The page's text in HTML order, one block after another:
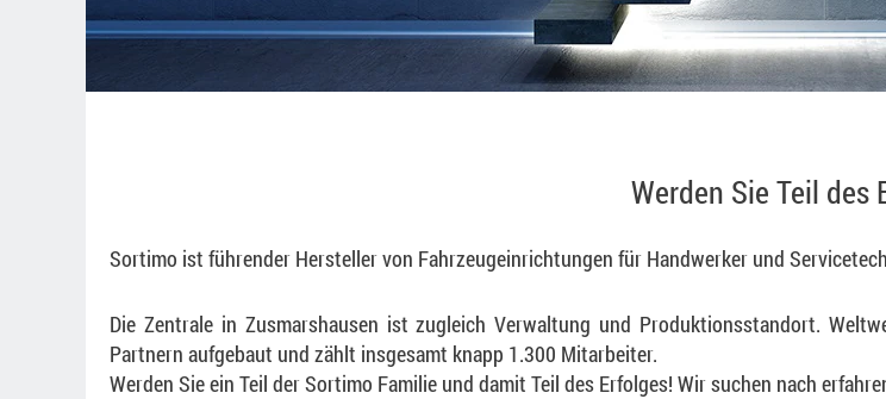
Werden Sie Teil des
Sortimo ist führender Hersteller von Fahrzeugeinrichtungen für Handwerker und
Die Zentrale in Zusmarshausen ist zugleich Verwaltung und Produktionsstandort.
Partnern aufgebaut und zählt insgesamt knapp 1.300 Mitarbeiter.
Werden Sie ein Teil der Sortimo Familie und damit Teil des Erfolges! Wir suchen nach